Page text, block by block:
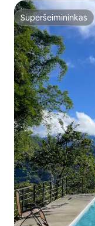
Superšeimininkas
Superšeimininkas